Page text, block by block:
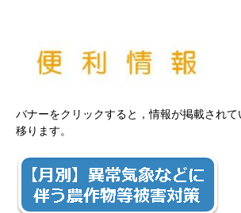
バナーをクリックすると，情報が掲載され
移ります。